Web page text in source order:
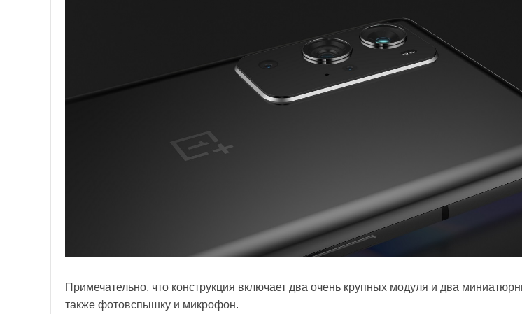
Примечательно, что конструкция включает два очень крупных модуля и два
также фотовспышку и микрофон.